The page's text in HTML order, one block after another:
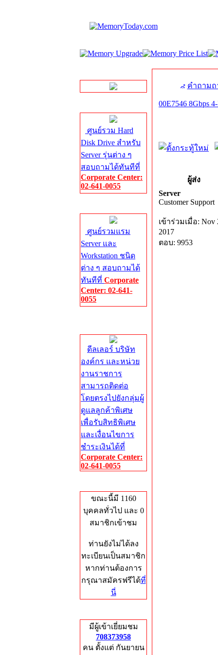
ศูนย์รวม Hard
Disk Drive สำหรับ
Server รุ่นต่าง ๆ
สอบถามได้ทันทีที่
Corporate Center:
02-641-0055
ศูนย์รวมแรม
Server และ
Workstation ชนิด
ต่าง ๆ สอบถามได้
ทันทีที่ Corporate
Center: 02-641-
0055
ดีลเลอร์ บริษัท
องค์กร และหน่วย
งานราชการ
สามารถติดต่อ
โดยตรงไปยังกลุ่มผู้
ดูแลลูกค้าพิเศษ
เพื่อรับสิทธิพิเศษ
และเงื่อนไขการ
ชำระเงินได้ที่
Corporate Center:
02-641-0055
ขณะนี้มี 1160
บุคคลทั่วไป และ 0
สมาชิกเข้าชม
ท่านยังไม่ได้ลง
ทะเบียนเป็นสมาชิก
หากท่านต้องการ
กรุณาสมัครฟรีได้ที่
นี่
มีผู้เข้าเยี่ยมชม
708373958
คน ตั้งแต่ กันยายน
คำถาม
00E7546 8Gbps
ผู้ส่ง
Server
Customer Support
เข้าร่วมเมื่อ: Nov
2017
ตอบ: 9953